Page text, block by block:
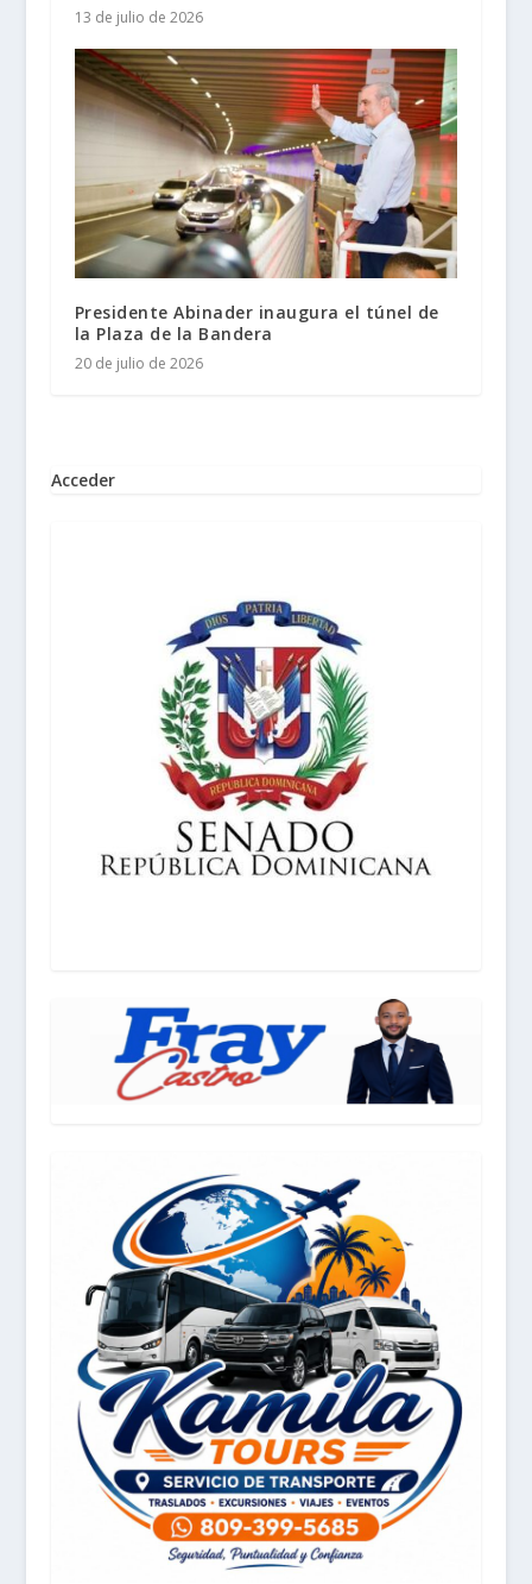
13 de julio de 2026
Presidente Abinader inaugura el túnel de
la Plaza de la Bandera
20 de julio de 2026
Acceder